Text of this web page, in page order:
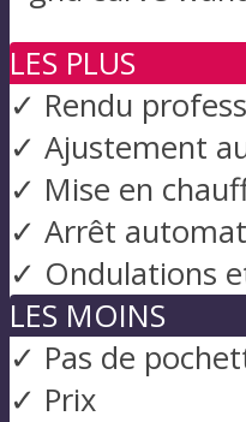
LES PLUS
✓ Rendu
✓ Ajustement
✓ Mise en
✓ Arrêt
✓ Ondulations
LES MOINS
✓ Pas de
✓ Prix